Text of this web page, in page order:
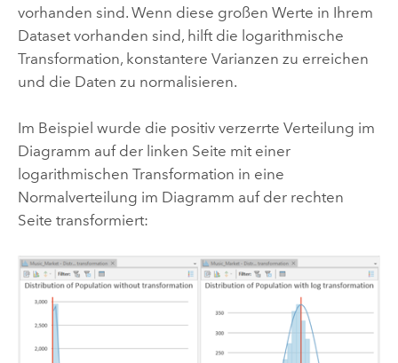
vorhanden sind. Wenn diese großen Werte in Ihrem
Dataset vorhanden sind, hilft die logarithmische
Transformation, konstantere Varianzen zu erreichen
und die Daten zu normalisieren.
Im Beispiel wurde die positiv verzerrte Verteilung im
Diagramm auf der linken Seite mit einer
logarithmischen Transformation in eine
Normalverteilung im Diagramm auf der rechten
Seite transformiert: